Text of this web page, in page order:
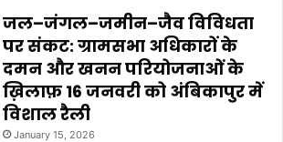
जल–जंगल–जमीन–जैव विविधता
पर संकट: ग्रामसभा अधिकारों के
दमन और खनन परियोजनाओं के
ख़िलाफ़ 16 जनवरी को अंबिकापुर में
विशाल रैली
January 15, 2026